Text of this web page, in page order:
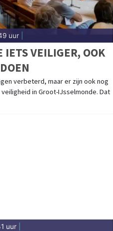
uur
IETS VEILIGER, OOK
verbeterd, maar er zijn ook nog
in Groot-IJsselmonde. Dat
uur